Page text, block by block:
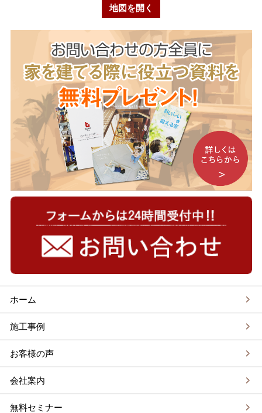
地図を開く
ホーム
施工事例
お客様の声
会社案内
無料セミナー